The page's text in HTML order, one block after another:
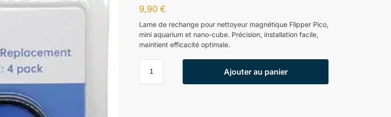
9,90€
Lame de rechange pour nettoyeur magnétique Flipper Pico,
mini aquarium et nano-cube. Précision, installation facile,
maintient efficacité optimale.
Ajouter au panier